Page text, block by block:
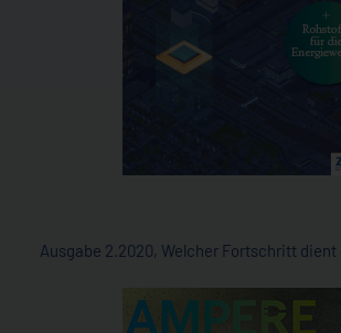
Ausgabe 2.2020, Welcher Fortschritt dient